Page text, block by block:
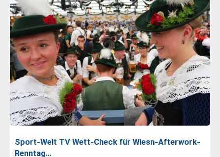
Sport-Welt TV Wett-Check für Wiesn-Afterwork-
Renntag…